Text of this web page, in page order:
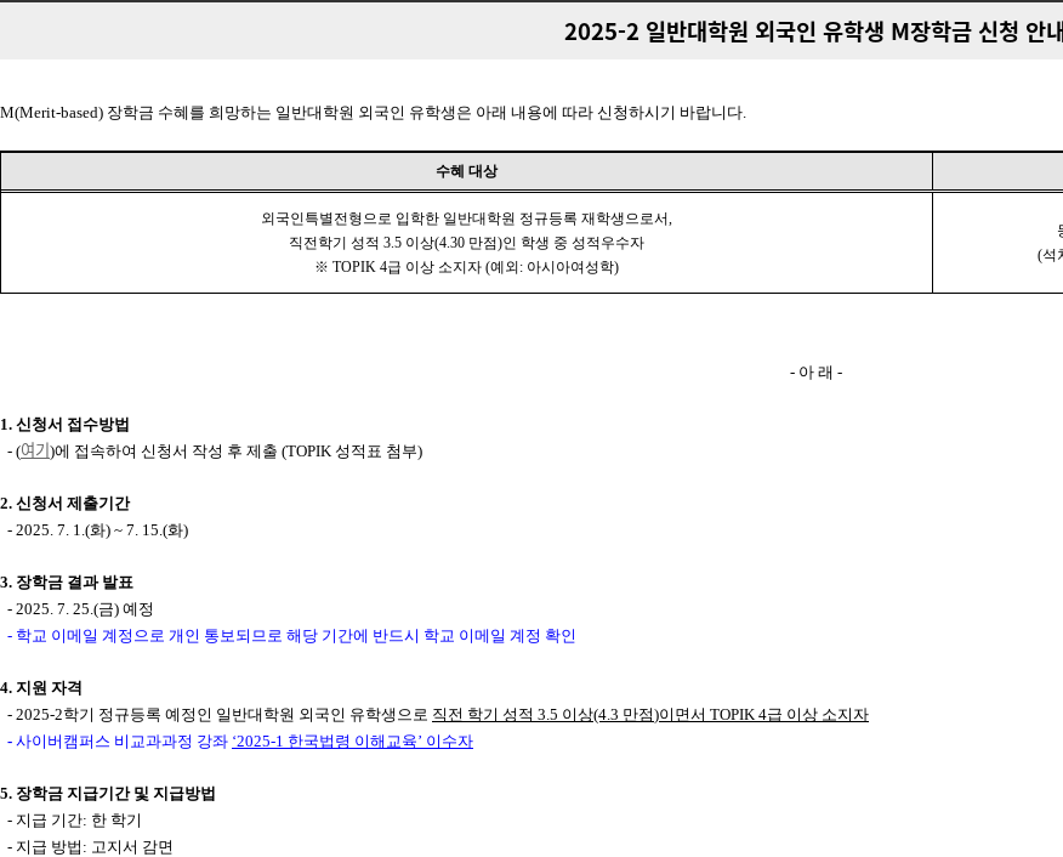
2025-2 일반대학원 외국인 유학생 M장학금 신청 안
M(Merit-based) 장학금 수혜를 희망하는 일반대학원 외국인 유학생은 아래 내용에 따라 신청하시기 바랍니다
수혜 대상
외국인특별전형으로 입학한 일반대학원 정규등록 재학생으로서
직전학기 성적 3.5 이상(4.30 만점)인 학생 중 성적우수자
※ TOPIK 4급 이상 소지자 (예외: 아시아여성학)
(석
- 아 래 -
1. 신청서 접수방법
- (여기)에 접속하여 신청서 작성 후 제출 (TOPIK 성적표 첨부)
2. 신청서 제출기간
- 2025. 7. 1.(화) ~ 7. 15.(화)
3. 장학금 결과 발표
- 2025. 7. 25.(금) 예정
- 학교 이메일 계정으로 개인 통보되므로 해당 기간에 반드시 학교 이메일 계정 확인
4. 지원 자격
- 2025-2학기 정규등록 예정인 일반대학원 외국인 유학생으로 직전 학기 성적 3.5 이상(4.3 만점)이면서 TOPIK 4급 이상 소지자
- 사이버캠퍼스 비교과과정 강좌 ‘2025-1 한국법령 이해교육’ 이수자
5. 장학금 지급기간 및 지급방법
- 지급 기간: 한 학기
- 지급 방법 : 고지서 감면